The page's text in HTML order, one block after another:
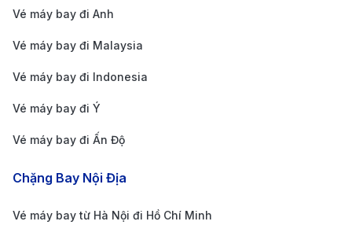
bay vì giá vé thường tăng cao, đặc biệt trong mùa
cao điểm.
từ Vietnam Airlines và một số hãng khác. Thực
hiện đăng ký nhận thông báo từ các hãng để
có chương trình hoàn tiền, giảm giá vé hoặc tích
Vé máy bay đi Anh
Vé máy bay đi Malaysia
Vé máy bay đi Indonesia
Vé máy bay đi Ý
Vé máy bay đi Ấn Độ
Chặng Bay Nội Địa
Vé máy bay từ Hà Nội đi Hồ Chí Minh